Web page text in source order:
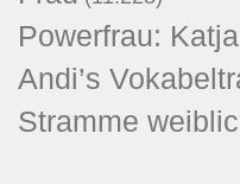
Powerfrau:
Andi’s
Stramme